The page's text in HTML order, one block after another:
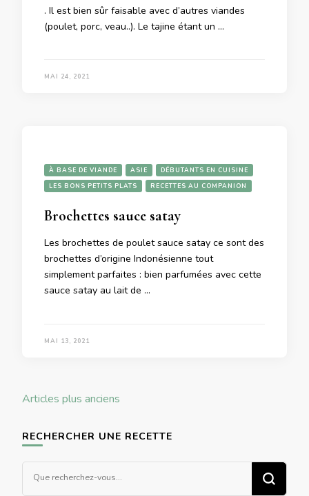
. Il est bien sûr faisable avec d’autres viandes
(poulet, porc, veau..). Le tajine étant un …
MAI 24, 2021
À BASE DE VIANDE ASIE
DÉBUTANTS EN CUISINE
LES BONS PETITS PLATS
RECETTES AU COMPANION
Brochettes sauce satay
Les brochettes de poulet sauce satay ce sont des
brochettes d’origine Indonésienne tout
simplement parfaites : bien parfumées avec cette
sauce satay au lait de …
MAI 13, 2021
Navigation
articles
Articles plus anciens
RECHERCHER UNE RECETTE
recherchiez